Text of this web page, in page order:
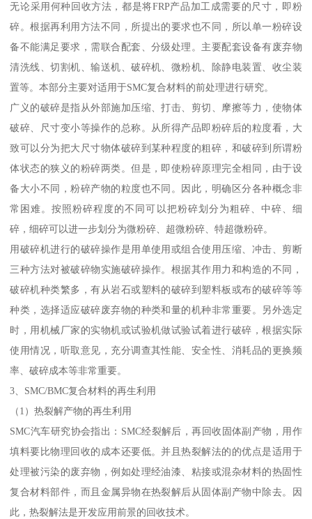
无论采用何种回收方法，都是将FRP产品加工成需要的尺寸，即粉
碎。根据再利用方法不同，所提出的要求也不同，所以单一粉碎设
备不能满足要求，需联合配套、分级处理。主要配套设备有废弃物
清洗线、切割机、输送机、破碎机、微粉机、除静电装置、收尘装
置等。本部分主要对适用于SMC复合材料的前处理进行研究。
广义的破碎是指从外部施加压缩、打击、剪切、摩擦等力，使物体
破碎、尺寸变小等操作的总称。从所得产品即粉碎后的粒度看，大
致可以分为把大尺寸物体破碎到某种程度的粗碎，和破碎到所谓粉
体状态的狭义的粉碎两类。但是，即使粉碎原理完全相同，由于设
备大小不同，粉碎产物的粒度也不同。因此，明确区分各种概念非
常困难。按照粉碎程度的不同可以把粉碎划分为粗碎、中碎、细
碎，细碎可以进一步划分为微粉碎、超微粉碎、特超微粉碎。
用破碎机进行的破碎操作是用单使用或组合使用压缩、冲击、剪断
三种方法对被破碎物实施破碎操作。根据其作用力和构造的不同，
破碎机种类繁多，有从岩石或塑料的破碎到塑料板或布的破碎等等
种类，选择适应破碎废弃物的种类和量的机种非常重要。另外选定
时，用机械厂家的实物机或试验机做试验试着进行破碎，根据实际
使用情况，听取意见，充分调查其性能、安全性、消耗品的更换频
率、破碎成本等非常重要。
3、SMC/BMC复合材料的再生利用
（1）热裂解产物的再生利用
SMC汽车研究协会指出：SMC经裂解后，再回收固体副产物，用作
填料要比物理回收的成本还要低。并且热裂解法的的优点是适用于
处理被污染的废弃物，例如处理经油漆、粘接或混杂材料的热固性
复合材料部件，而且金属异物在热裂解后从固体副产物中除去。因
此，热裂解法是开发应用前景的回收技术。